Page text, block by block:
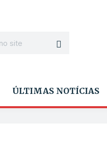
ÚLTIMAS NOTÍCIAS